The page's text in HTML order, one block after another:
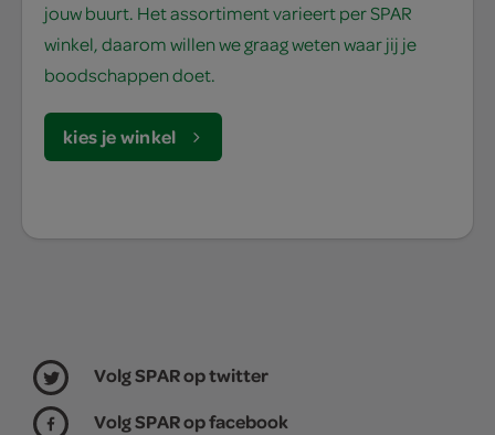
jouw buurt. Het assortiment varieert per SPAR
winkel, daarom willen we graag weten waar jij je
boodschappen doet.
kies je winkel
Volg SPAR op twitter
Volg SPAR op facebook